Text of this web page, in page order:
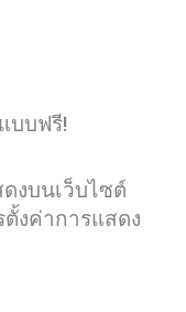
บบฟรี!
งบนเว็บไซต์
งค่าการแสดง